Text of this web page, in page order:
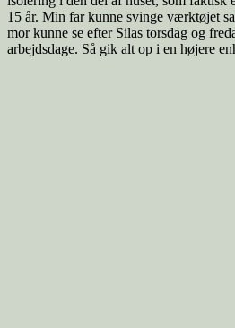
15 år. Min far kunne svinge værktøjet
mor kunne se efter Silas torsdag og
arbejdsdage. Så gik alt op i en højere